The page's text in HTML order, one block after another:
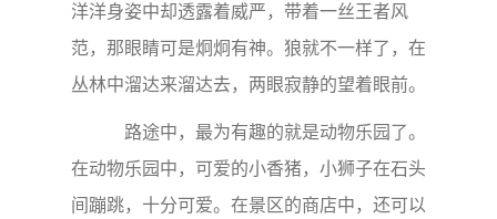
洋洋身姿中却透露着威严，带着一丝王者风
范，那眼睛可是炯炯有神。狼就不一样了，在
丛林中溜达来溜达去，两眼寂静的望着眼前。
路途中，最为有趣的就是动物乐园了。
在动物乐园中，可爱的小香猪，小狮子在石头
间蹦跳，十分可爱。在景区的商店中，还可以